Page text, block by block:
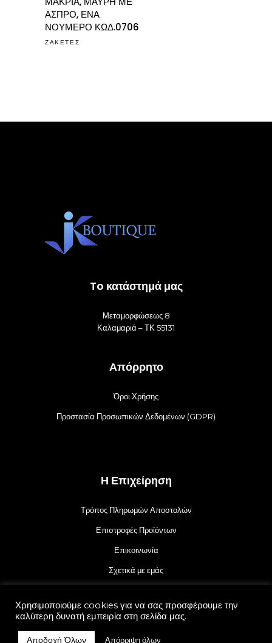
ΑΣΠΡΟ, ΕΝΑ
ΝΟΥΜΕΡΟ ΚΩΔ.0706
ΖΑΚΕΤΕΣ
To κατάστημά μας
Μεταμορφώσεως 8
Καλαμαριά – ΤΚ 55131
Απόρρητο
Όροι Χρήσης
Προστασία Προσωπικών Δεδομένων (GDPR)
Η Επιχείρηση
Τρόπος Πληρωμών Αποστολών
Επιστροφές Προϊόντων
Επικοινωνία
Σχετικά με εμάς
Χρησιμοποιούμε cookies για να σας προσφέρουμε την
καλύτερη δυνατή εμπειρία στη σελίδα μας.
Αποδοχή Όλων Απόρριψη όλων